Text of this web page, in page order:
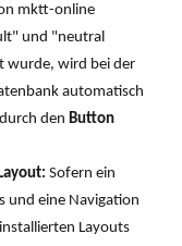
mktt-online
und "neutral
wurde, wird bei der
automatisch
denButton
Sofern ein
und eine Navigation
Layouts